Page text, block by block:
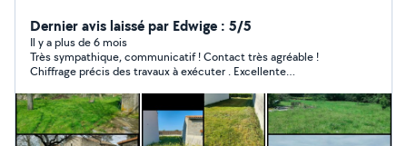
dans la bonne humeur
Dernier avis laissé par Edwige : 5/5
Il y a plus de 6 mois
Très sympathique, communicatif ! Contact très agréable !
Chiffrage précis des travaux à exécuter . Excellente